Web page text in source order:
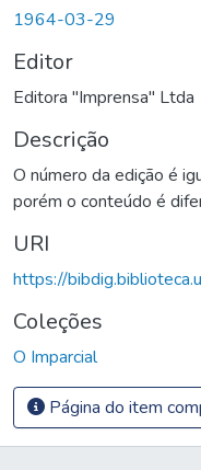
1964-03-29
Editor
Editora "Imprensa" Ltda
Descrição
O número da edição é
porém o conteúdo é
URI
https://
Coleções
O Imparcial
Página do item